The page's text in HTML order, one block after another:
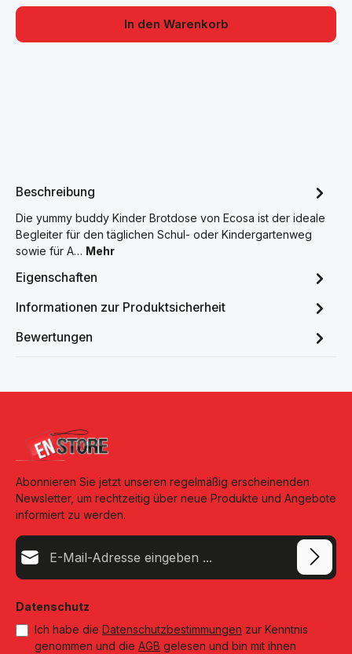
In den Warenkorb
Beschreibung
Die yummy buddy Kinder Brotdose von Ecosa ist der ideale
Begleiter für den täglichen Schul- oder Kindergartenweg
sowie für A… Mehr
Eigenschaften
Informationen zur Produktsicherheit
Bewertungen
Abonnieren Sie jetzt unseren regelmäßig erscheinenden
Newsletter, um rechtzeitig über neue Produkte und Angebote
informiert zu werden.
E-Mail-Adresse*
Datenschutz
Ich habe die Datenschutzbestimmungen zur Kenntnis
genommen und die AGB gelesen und bin mit ihnen